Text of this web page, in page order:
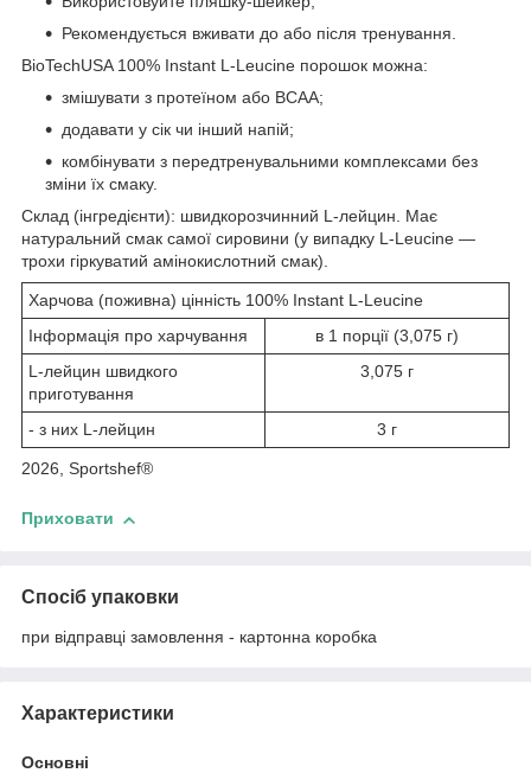
Рекомендується вживати до або після тренування.
BioTechUSA 100% Instant L-Leucine порошок можна:
змішувати з протеїном або BCAA;
додавати у сік чи інший напій;
комбінувати з передтренувальними комплексами без
зміни їх смаку.
Склад (інгредієнти): швидкорозчинний L-лейцин. Має
натуральний смак самої сировини (у випадку L-Leucine —
трохи гіркуватий амінокислотний смак).
Харчова (поживна) цінність 100% Instant L-Leucine
Інформація про харчування
в 1 порції (3,075 г)
L-лейцин швидкого
приготування
3,075 г
- з них L-лейцин 3 г
2026, Sportshef®
Приховати
Спосіб упаковки
при відправці замовлення - картонна коробка
Характеристики
Основні